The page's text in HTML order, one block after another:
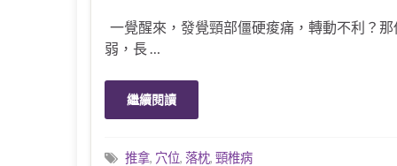
一覺醒來，發覺頸部僵硬痠痛，轉動不利？
弱，長 …
繼續閱讀
推拿, 穴位, 落枕, 頸椎病